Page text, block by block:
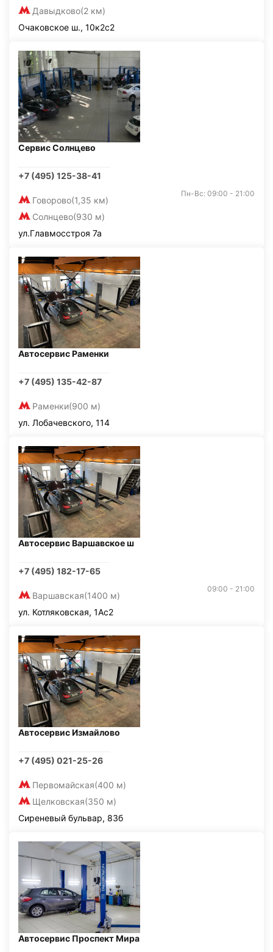
Давыдково(2 км)
Очаковское ш., 10к2с2
Сервис Солнцево
+7 (495) 125-38-41
Говорово(1,35 км)
Солнцево(930 м)
Пн-Вс: 09:00 - 21:00
ул.Главмосстроя 7а
Автосервис Раменки
+7 (495) 135-42-87
Раменки(900 м)
ул. Лобачевского, 114
Автосервис Варшавское ш
+7 (495) 182-17-65
Варшавская(1400 м)
09:00 - 21:00
ул. Котляковская, 1Ас2
Автосервис Измайлово
+7 (495) 021-25-26
Первомайская(400 м)
Щелковская(350 м)
Сиреневый бульвар, 83б
Автосервис Проспект Мира